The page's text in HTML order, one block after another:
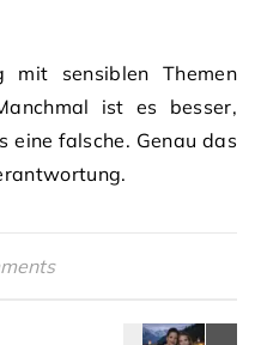
mit sensiblen Themen
ist es besser,
eine falsche. Genau das